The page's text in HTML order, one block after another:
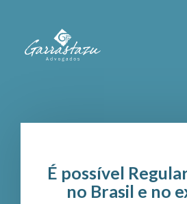
É possível
no Brasil e no